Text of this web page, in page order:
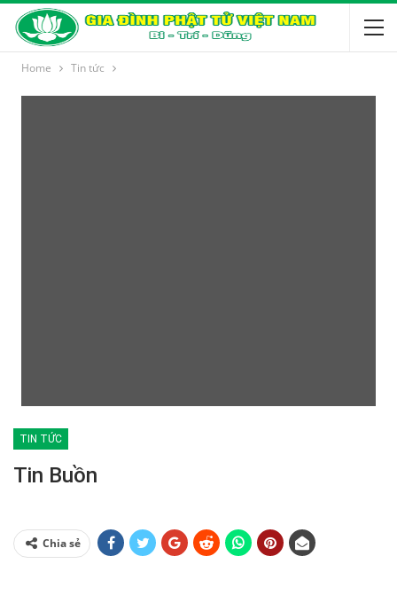
Home Tin tức
TIN TỨC
Tin Buồn
Chia sẻ